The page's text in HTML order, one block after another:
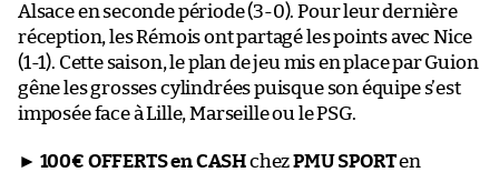
Alsace en seconde période (3-0). Pour leur dernière
réception, les Rémois ont partagé les points avec Nice
(1-1). Cette saison, le plan de jeu mis en place par Guion
gêne les grosses cylindrées puisque son équipe s’est
imposée face à Lille, Marseille ou le PSG.
► 100€ OFFERTS en CASHchezPMU SPORTen